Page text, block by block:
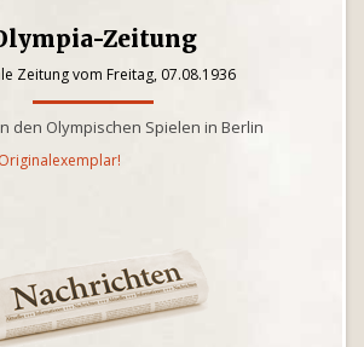
Zeitung
Zeitung vom Freitag, 07.08.1936
den Olympischen Spielen in Berlin